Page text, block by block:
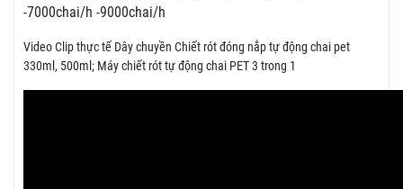
-7000chai/h -9000chai/h
Video Clip thực tế Dây chuyền Chiết rót đóng nắp tự động chai pet
330ml, 500ml; Máy chiết rót tự động chai PET 3 trong 1